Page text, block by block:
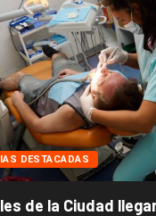
DESTACADAS
de la Ciudad